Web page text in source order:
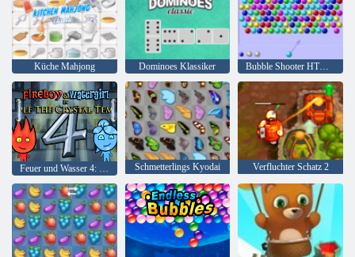
Küche Mahjong Dominoes Klassiker Bubble Shooter HTML5
Schmetterlings Kyodai Verfluchter Schatz 2